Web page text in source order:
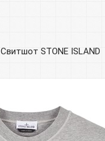
Свитшот STONE ISLAND